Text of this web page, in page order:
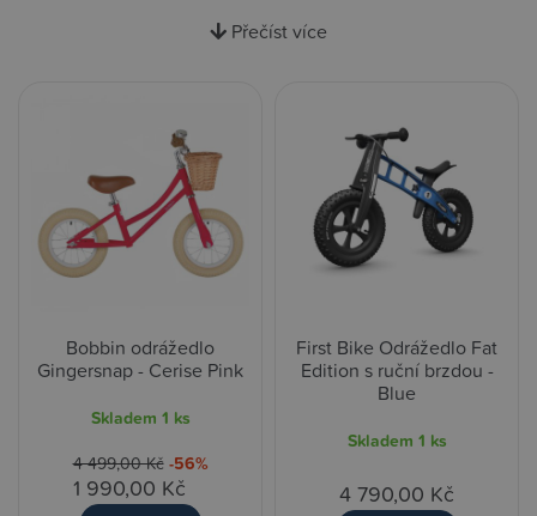
Přečíst více
Bobbin odrážedlo
Gingersnap - Cerise Pink
Skladem 1 ks
4 499,00 Kč -56%
1 990,00 Kč
First Bike Odrážedlo Fat
Edition s ruční brzdou -
Blue
Skladem 1 ks
4 790,00 Kč